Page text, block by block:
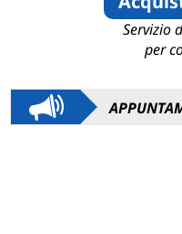
Servizio
per